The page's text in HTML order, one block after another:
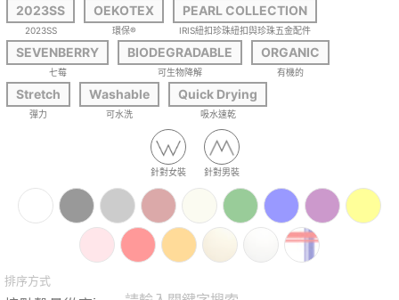
2023SS
2023SS
OEKOTEX
環保®
PEARL COLLECTION
IRIS紐扣珍珠紐扣與珍珠五金配件
SEVENBERRY
七莓
BIODEGRADABLE
可生物降解
ORGANIC
有機的
Stretch
彈力
Washable
可水洗
Quick Drying
吸水速乾
針對女裝 針對男裝
排序方式